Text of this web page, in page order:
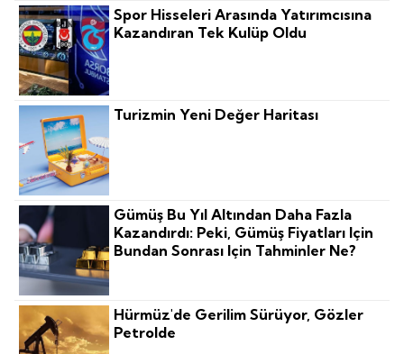
Spor Hisseleri Arasında Yatırımcısına
Kazandıran Tek Kulüp Oldu
Turizmin Yeni Değer Haritası
Gümüş Bu Yıl Altından Daha Fazla
Kazandırdı: Peki, Gümüş Fiyatları Için
Bundan Sonrası Için Tahminler Ne?
Hürmüz'de Gerilim Sürüyor, Gözler
Petrolde